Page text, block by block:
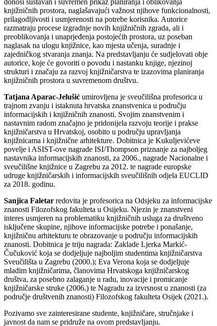
donosi sustavan i suvremen prikaz planiranja i oblikovanja
knjižničnih prostora, naglašavajući važnost njihove funkcionalnosti,
prilagodljivosti i usmjerenosti na potrebe korisnika. Autorice
razmatraju procese izgradnje novih knjižničnih zgrada, ali i
preoblikovanja i unaprjeđenja postojećih prostora, uz poseban
naglasak na ulogu knjižnice, kao mjesta učenja, suradnje i
zajedničkog stvaranja znanja. Na predstavljanju će sudjelovati obje
autorice, koje će govoriti o povodu i nastanku knjige, njezinoj
strukturi i značaju za razvoj knjižničarstva te izazovima planiranja
knjižničnih prostora u suvremenom društvu.
Tatjana Aparac-Jelušić umirovljena je sveučilišna profesorica u
trajnom zvanju i istaknuta hrvatska znanstvenica u području
informacijskih i knjižničnih znanosti. Svojim znanstvenim i
nastavnim radom značajno je pridonijela razvoju teorije i prakse
knjižničarstva u Hrvatskoj, osobito u području upravljanja
knjižnicama i knjižnične arhitekture. Dobitnica je Kukuljevićeve
povelje i ASIST-ove nagrade ISI/Thompson priznanje za najboljeg
nastavnika informacijskih znanosti, za 2006., nagrade Nacionalne i
sveučilišne knjižnice u Zagrebu za 2012. te nagrade europske
udruge knjižničarskih i informacijskih sveučilišnih odjela EUCLID
za 2018. godinu.
Sanjica Faletar redovita je profesorica na Odsjeku za informacijske
znanosti Filozofskog fakulteta u Osijeku. Njezin je znanstveni
interes usmjeren na problematiku knjižničnih usluga za društveno
isključene skupine, njihove informacijske potrebe i ponašanje,
knjižničnu arhitekturu te obrazovanje u području informacijskih
znanosti. Dobitnica je triju nagrada: Zaklade Ljerka Markić-
Čučuković koja se dodjeljuje najboljim studentima knjižničarstva
Sveučilišta u Zagrebu (2000.); Eva Verona koja se dodjeljuje
mladim knjižničarima, članovima Hrvatskoga knjižničarskog
društva, za posebno zalaganje u radu, inovacije i promicanje
knjižničarske struke (2006.) te Nagradu za izvrsnost u znanosti (za
područje društvenih znanosti) Filozofskog fakulteta Osijek (2021.).
Pozivamo sve zainteresirane studente, knjižničare, stručnjake i
javnost da nam se pridruže na ovom predstavljanju.